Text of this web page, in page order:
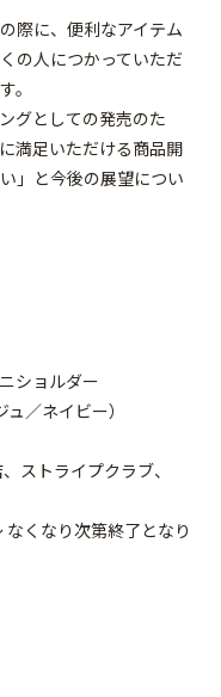
際に、便利なアイテム
の人につかっていただ
。
グとしての発売のた
満足いただける商品開
」と今後の展望につい
ショルダー
ネイビー）
ストライプクラブ、
くなり次第終了となり